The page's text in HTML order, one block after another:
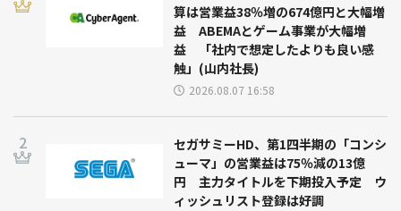
算は営業益38％増の674億円と大幅増
益 ABEMAとゲーム事業が大幅増
益 「社内で想定したよりも良い感
触」(山内社長)
2026.08.07 16:58
セガサミーHD、第1四半期の「コンシ
ューマ」の営業益は75％減の13億
円 主力タイトルを下期投入予定 ウ
ィッシュリスト登録は好調